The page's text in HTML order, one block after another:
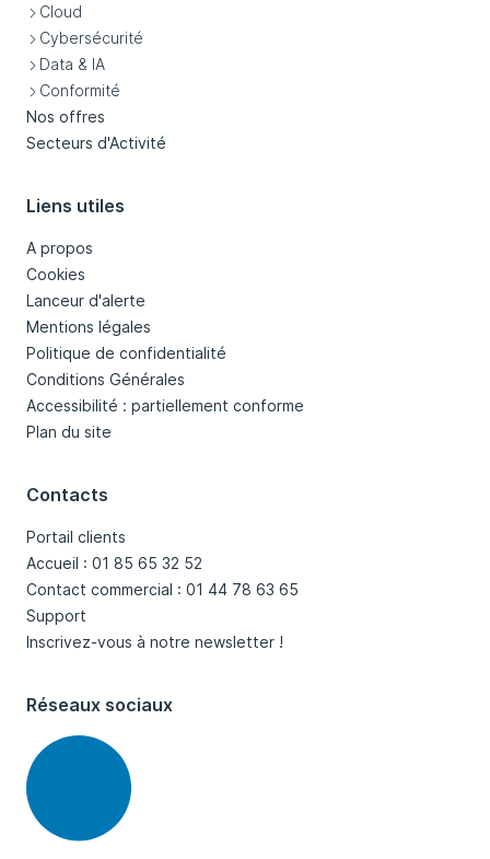
Cloud
Cybersécurité
Data & IA
Conformité
Nos offres
Secteurs d'Activité
Liens utiles
A propos
Cookies
Lanceur d'alerte
Mentions légales
Politique de confidentialité
Conditions Générales
Accessibilité : partiellement conforme
Plan du site
Contacts
Portail clients
Accueil : 01 85 65 32 52
Contact commercial : 01 44 78 63 65
Support
Inscrivez-vous à notre newsletter !
Réseaux sociaux